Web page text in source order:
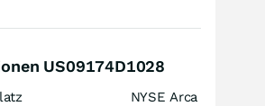
US09174D1028
NYSE Arca